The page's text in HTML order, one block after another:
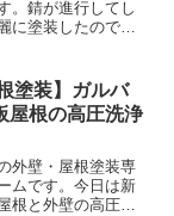
。錆が進行してし
に塗装したので、
いスピードで錆が
近か...
塗装】ガルバ
屋根の高圧洗浄
外壁・屋根塗装専
ムです。今日は新
根と外壁の高圧洗